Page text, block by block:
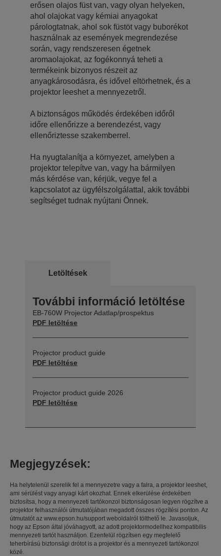
erősen olajos füst van, vagy olyan helyeken,
ahol olajokat vagy kémiai anyagokat
párologtatnak, ahol sok füstöt vagy buborékot
használnak az események megrendezése
során, vagy rendszeresen égetnek
aromaolajokat, az fogékonnyá teheti a
termékeink bizonyos részeit az
anyagkárosodásra, és idővel eltörhetnek, és a
projektor leeshet a mennyezetről.
A biztonságos működés érdekében időről
időre ellenőrizze a berendezést, vagy
ellenőriztesse szakemberrel.
Ha nyugtalanítja a környezet, amelyben a
projektor telepítve van, vagy ha bármilyen
más kérdése van, kérjük, vegye fel a
kapcsolatot az ügyfélszolgálattal, akik további
segítséget tudnak nyújtani Önnek.
Letöltések
További információ letöltése
EB-760W Projector Adatlap/prospektus
PDF letöltése
Projector product guide
PDF letöltése
Projector product guide 2026
PDF letöltése
Megjegyzések:
Ha helytelenül szerelik fel a mennyezetre vagy a falra, a projektor leeshet,
ami sérülést vagy anyagi kárt okozhat. Ennek elkerülése érdekében
biztosítsa, hogy a mennyezeti tartókonzol biztonságosan legyen rögzítve a
projektor felhasználói útmutatójában megadott összes rögzítési ponton. Az
útmutatót az www.epson.hu/support weboldalról tölthető le. Javasoljuk,
hogy az Epson által jóváhagyott, az adott projektormodellhez kompatibilis
mennyezeti tartót használjon. Ezenfelül rögzítsen egy megfelelő
teherbírású biztonsági drótot is a projektor és a mennyezeti tartókonzol
közé.